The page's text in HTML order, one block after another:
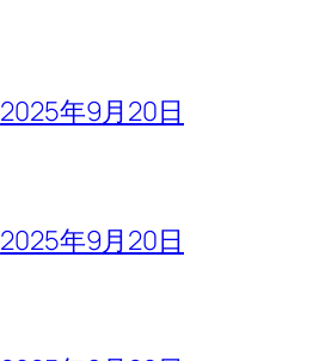
2025年9月20日
2025年9月20日